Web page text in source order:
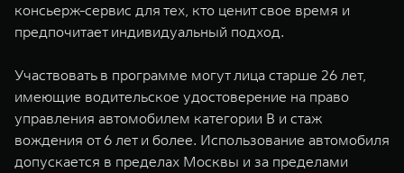
консьерж-сервис для тех, кто ценит свое время и
предпочитает индивидуальный подход.
Участвовать в программе могут лица старше 26 лет,
имеющие водительское удостоверение на право
управления автомобилем категории В и стаж
вождения от 6 лет и более. Использование автомобиля
допускается в пределах Москвы и за пределами